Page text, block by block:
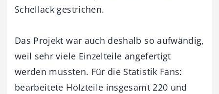
Schellack gestrichen.
Das Projekt war auch deshalb so aufwändig,
weil sehr viele Einzelteile angefertigt
werden mussten. Für die Statistik Fans:
bearbeitete Holzteile insgesamt 220 und